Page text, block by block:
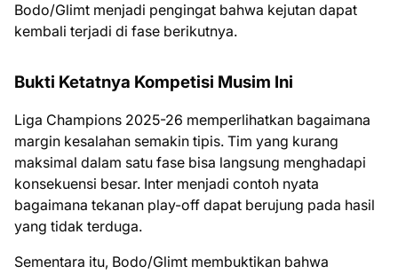
Bodo/Glimt menjadi pengingat bahwa kejutan dapat
kembali terjadi di fase berikutnya.
Bukti Ketatnya Kompetisi Musim Ini
Liga Champions 2025-26 memperlihatkan bagaimana
margin kesalahan semakin tipis. Tim yang kurang
maksimal dalam satu fase bisa langsung menghadapi
konsekuensi besar. Inter menjadi contoh nyata
bagaimana tekanan play-off dapat berujung pada hasil
yang tidak terduga.
Sementara itu, Bodo/Glimt membuktikan bahwa